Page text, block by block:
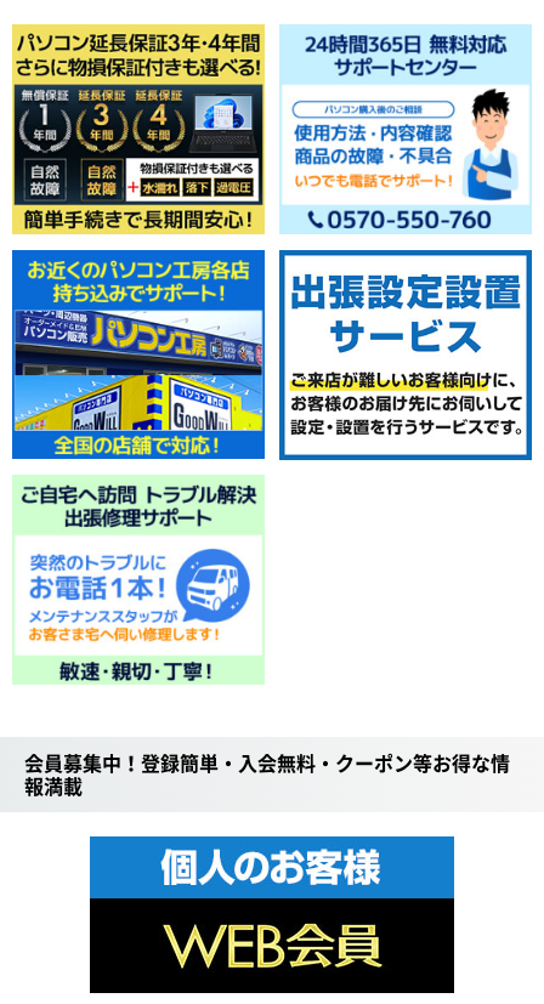
会員募集中！登録簡単・入会無料・クーポン等お得な情
報満載